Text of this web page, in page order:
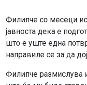
Филипче со месеци
јавноста дека е
што е уште една
направилe се за да
Филипче размислува